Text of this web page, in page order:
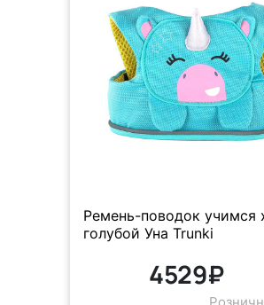
Ремень-поводок учимся
голубой Уна Trunki
4529₽